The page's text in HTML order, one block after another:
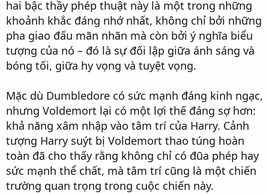
hai bậc thầy phép thuật này là một trong những
khoảnh khắc đáng nhớ nhất, không chỉ bởi những
pha giao đấu mãn nhãn mà còn bởi ý nghĩa biểu
tượng của nó – đó là sự đối lập giữa ánh sáng và
bóng tối, giữa hy vọng và tuyệt vọng.
Mặc dù Dumbledore có sức mạnh đáng kinh ngạc,
nhưng Voldemort lại có một lợi thế đáng sợ hơn:
khả năng xâm nhập vào tâm trí của Harry. Cảnh
tượng Harry suýt bị Voldemort thao túng hoàn
toàn đã cho thấy rằng không chỉ có đũa phép hay
sức mạnh thể chất, mà tâm trí cũng là một chiến
trường quan trọng trong cuộc chiến này.